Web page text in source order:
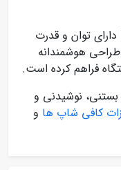
موتور استفاده شده در شیکر سیدو M98 دارای توان و قدرت
طراحی هوشمندانه
فراهم کرده است.
نوشیدنی و
کافی شاپ ها و